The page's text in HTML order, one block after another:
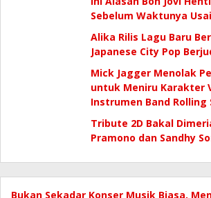
Sebelum Waktunya Usai
Alika Rilis Lagu Baru
Japanese City Pop
Mick Jagger Menolak
untuk Meniru Karakter
Instrumen Band Rolling
Tribute 2D Bakal
Pramono dan Sandhy
Bukan Sekadar Konser Musik Biasa,